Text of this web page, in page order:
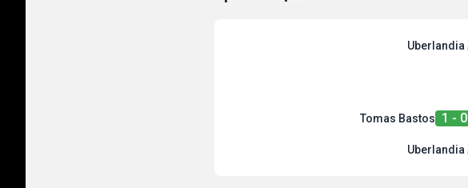
Uberlandia
Tomas Bastos 1 - 0
Uberlandia